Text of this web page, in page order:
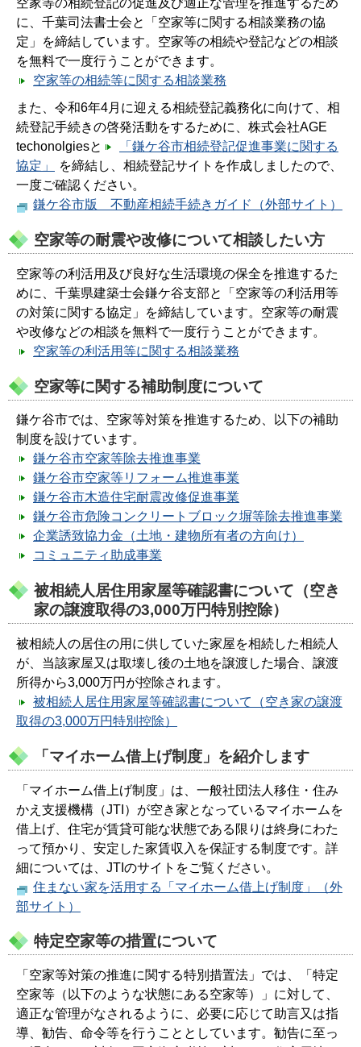
空家等の相続登記の促進及び適正な管理を推進するため
に、千葉司法書士会と「空家等に関する相談業務の協
定」を締結しています。空家等の相続や登記などの相談
を無料で一度行うことができます。
空家等の相続等に関する相談業務
また、令和6年4月に迎える相続登記義務化に向けて、相
続登記手続きの啓発活動をするために、株式会社AGE
techonolgiesと
「鎌ケ谷市相続登記促進事業に関する
協定」を締結し、相続登記サイトを作成しましたので、
一度ご確認ください。
鎌ケ谷市版 不動産相続手続きガイド（外部サイト）
空家等の耐震や改修について相談したい方
空家等の利活用及び良好な生活環境の保全を推進するた
めに、千葉県建築士会鎌ケ谷支部と「空家等の利活用等
の対策に関する協定」を締結しています。空家等の耐震
や改修などの相談を無料で一度行うことができます。
空家等の利活用等に関する相談業務
空家等に関する補助制度について
鎌ケ谷市では、空家等対策を推進するため、以下の補助
制度を設けています。
鎌ケ谷市空家等除去推進事業
鎌ケ谷市空家等リフォーム推進事業
鎌ケ谷市木造住宅耐震改修促進事業
鎌ケ谷市危険コンクリートブロック塀等除去推進事業
企業誘致協力金（土地・建物所有者の方向け）
コミュニティ助成事業
被相続人居住用家屋等確認書について（空き
家の譲渡取得の3,000万円特別控除）
被相続人の居住の用に供していた家屋を相続した相続人
が、当該家屋又は取壊し後の土地を譲渡した場合、譲渡
所得から3,000万円が控除されます。
被相続人居住用家屋等確認書について（空き家の譲渡
取得の3,000万円特別控除）
「マイホーム借上げ制度」を紹介します
「マイホーム借上げ制度」は、一般社団法人移住・住み
かえ支援機構（JTI）が空き家となっているマイホームを
借上げ、住宅が賃貸可能な状態である限りは終身にわた
って預かり、安定した家賃収入を保証する制度です。詳
細については、JTIのサイトをご覧ください。
住まない家を活用する「マイホーム借上げ制度」（外
部サイト）
特定空家等の措置について
「空家等対策の推進に関する特別措置法」では、「特定
空家等（以下のような状態にある空家等）」に対して、
適正な管理がなされるように、必要に応じて助言又は指
導、勧告、命令等を行うこととしています。勧告に至っ